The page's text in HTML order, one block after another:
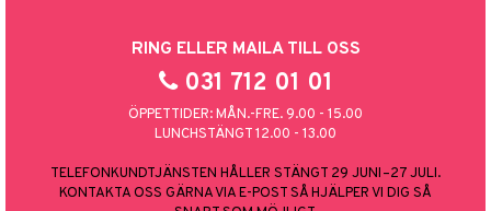
RING ELLER MAILA TILL OSS
031 712 01 01
ÖPPETTIDER: MÅN.-FRE. 9.00 - 15.00
LUNCHSTÄNGT 12.00 - 13.00
TELEFONKUNDTJÄNSTEN HÅLLER STÄNGT 29 JUNI–27 JULI.
KONTAKTA OSS GÄRNA VIA E-POST SÅ HJÄLPER VI DIG SÅ